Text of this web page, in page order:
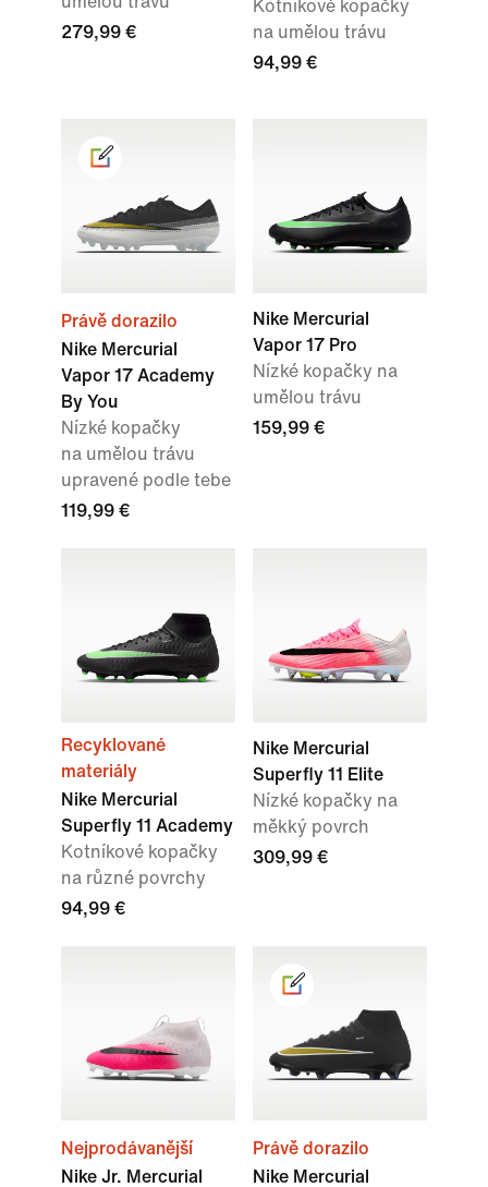
279,99 €
Kotníkové kopačky
na umělou trávu
94,99 €
Právě dorazilo
Nike Mercurial
Vapor 17 Academy
By You
Nízké kopačky
na umělou trávu
upravené podle tebe
119,99 €
Nike Mercurial
Vapor 17 Pro
Nízké kopačky na
umělou trávu
159,99 €
Recyklované
materiály
Nike Mercurial
Superfly 11 Academy
Kotníkové kopačky
na různé povrchy
94,99 €
Nike Mercurial
Superfly 11 Elite
Nízké kopačky na
měkký povrch
309,99 €
Nejprodávanější
Nike Jr. Mercurial
Právě dorazilo
Nike Mercurial